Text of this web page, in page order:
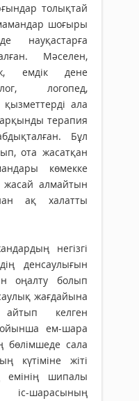
толықтай
шоғыры
науқастарға
Мәселен,
емдік дене
логопед,
ала
терапия
Бұл
ота жасатқан
көмекке
жасай алмайтын
ақ халатты
негізгі
денсаулығын
оңалту болып
жағдайына
келген
ем-шара
бөлімшеде сала
күтіміне жіті
емінің шипалы
шарасының